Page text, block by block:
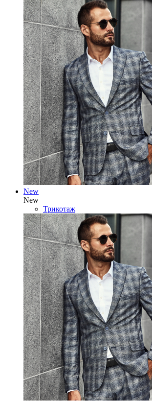
New
New
Трикотаж